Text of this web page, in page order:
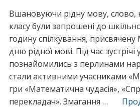
Вшановуючи рідну мову, слово,
класу були запрошені до
годину спілкування,
дню рідної мові. Під час зустрічі
познайомились з перлинами
стали активними учасниками
гри «Математична чудасія»,
перекладач». Змагання …